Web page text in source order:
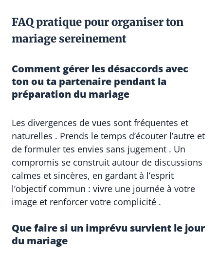
FAQ pratique pour organiser ton
mariage sereinement
Comment gérer les désaccords avec
ton ou ta partenaire pendant la
préparation du mariage
Les divergences de vues sont fréquentes et
naturelles . Prends le temps d’écouter l’autre et
de formuler tes envies sans jugement . Un
compromis se construit autour de discussions
calmes et sincères, en gardant à l’esprit
l’objectif commun : vivre une journée à votre
image et renforcer votre complicité .
Que faire si un imprévu survient le jour
du mariage